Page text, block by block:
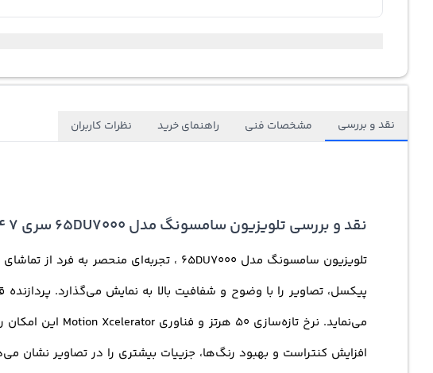
نقد و بررسی مشخصات فنی راهنمای خرید نظرات کاربران
نقد و بررسی تلویزیون سامسونگ مدل 65DU7000 سری 7 2024 HDR 4K Crystal رفرش ریت 50 هرتز UHD اسمارت سیستم عامل Tizen بیکسبی